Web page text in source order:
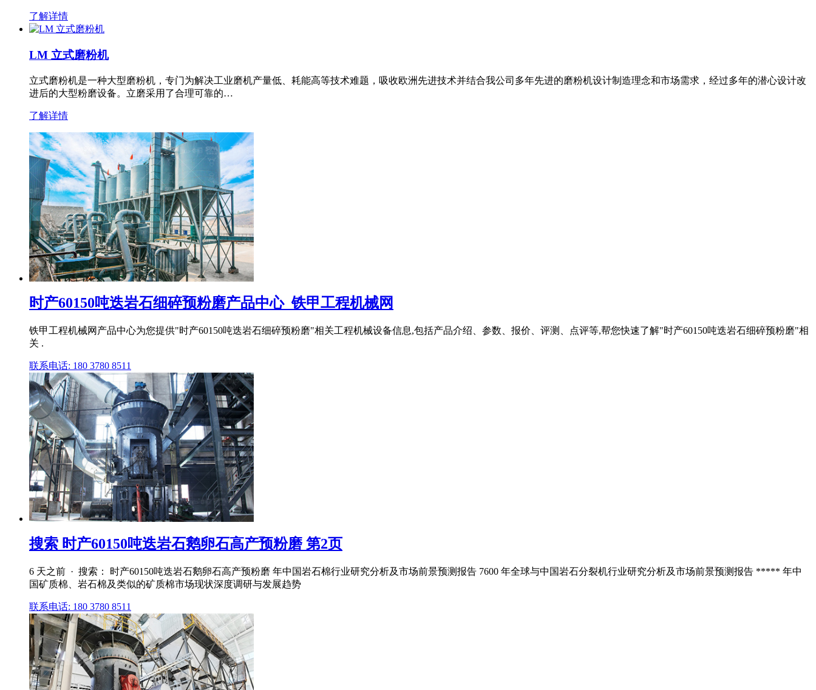
了解详情
LM 立式磨粉机
立式磨粉机是一种大型磨粉机，专门为解决工业磨机产量低、耗能高等技术难题，吸收欧洲先进技术并结合我公司多年先进的磨粉机设计制造理念和市场需求，经过多年的潜心设计改
进后的大型粉磨设备。立磨采用了合理可靠的…
了解详情
时产60150吨迭岩石细碎预粉磨产品中心_铁甲工程机械网
铁甲工程机械网产品中心为您提供"时产60150吨迭岩石细碎预粉磨"相关工程机械设备信息,包括产品介绍、参数、报价、评测、点评等,帮您快速了解"时产60150吨迭岩石细碎预粉磨"相
关 .
联系电话: 180 3780 8511
搜索 时产60150吨迭岩石鹅卵石高产预粉磨 第2页
6 天之前 · 搜索： 时产60150吨迭岩石鹅卵石高产预粉磨 年中国岩石棉行业研究分析及市场前景预测报告 7600 年全球与中国岩石分裂机行业研究分析及市场前景预测报告 ***** 年中
国矿质棉、岩石棉及类似的矿质棉市场现状深度调研与发展趋势
联系电话: 180 3780 8511